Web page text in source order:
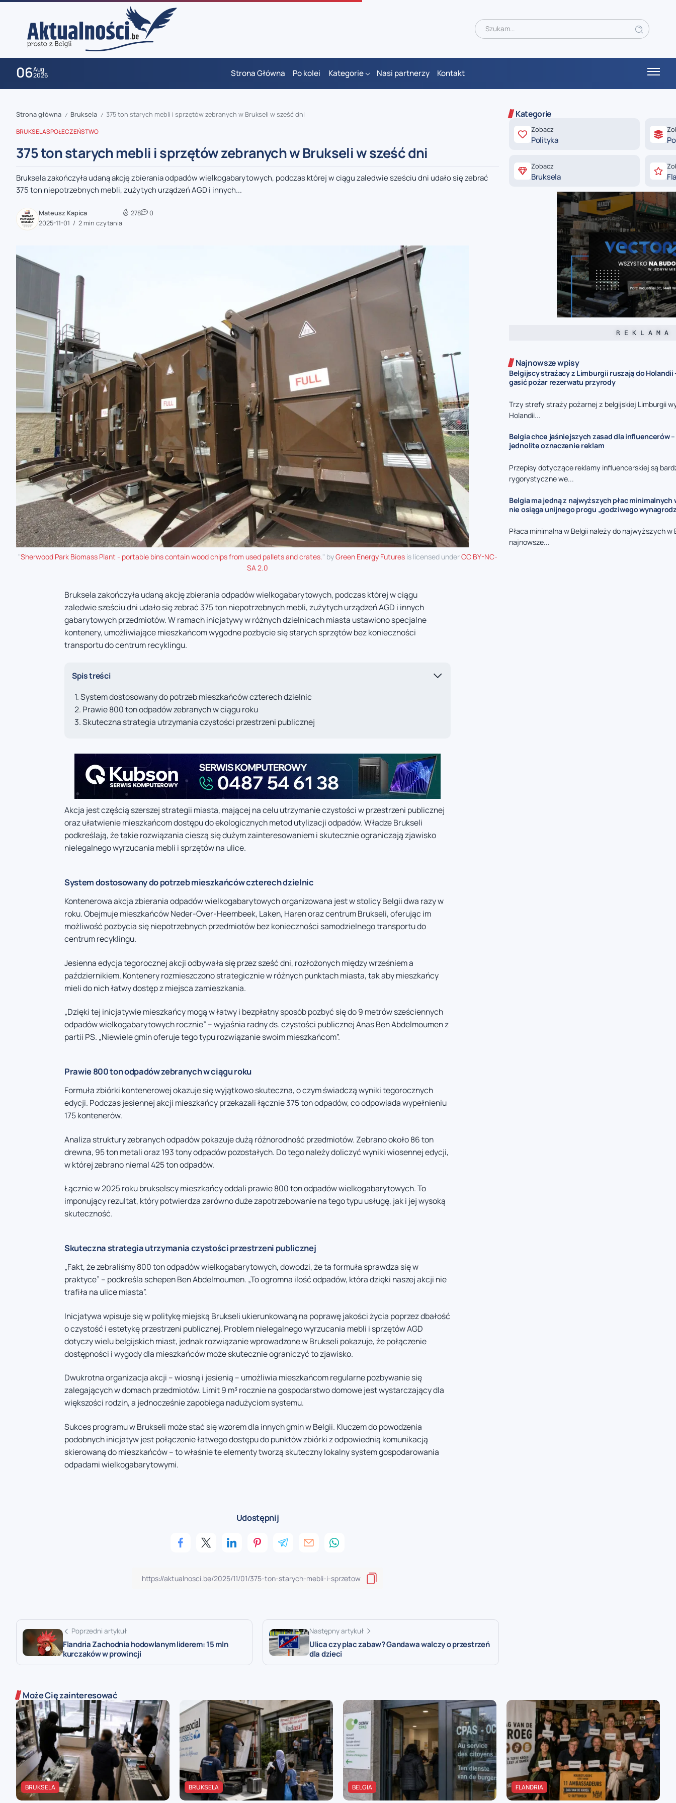
06Aug
2026 Strona Główna Po kolei Kategorie Nasi partnerzy Kontakt
zaobserwuj nas
zaobserwuj nas
zaobserwuj nas
zaobserwuj nas
zaobserwuj nas
Strona główna / Bruksela / 375 ton starych mebli i sprzętów zebranych w Brukseli w sześć dni
BRUKSELASPOŁECZEŃSTWO
375 ton starych mebli i sprzętów zebranych w Brukseli w sześć dni
Bruksela zakończyła udaną akcję zbierania odpadów wielkogabarytowych, podczas której w ciągu zaledwie sześciu dni udało się zebrać
375 ton niepotrzebnych mebli, zużytych urządzeń AGD i innych...
Mateusz Kapica
2025-11-01
2 min czytania
278 0
"Sherwood Park Biomass Plant - portable bins contain wood chips from used pallets and crates." byGreen Energy Futuresis licensed underCC BY-NC-
SA 2.0
Bruksela zakończyła udaną akcję zbierania odpadów wielkogabarytowych, podczas której w ciągu
zaledwie sześciu dni udało się zebrać 375 ton niepotrzebnych mebli, zużytych urządzeń AGD i innych
gabarytowych przedmiotów. W ramach inicjatywy w różnych dzielnicach miasta ustawiono specjalne
kontenery, umożliwiające mieszkańcom wygodne pozbycie się starych sprzętów bez konieczności
transportu do centrum recyklingu.
Spis treści
System dostosowany do potrzeb mieszkańców czterech dzielnic
Prawie 800 ton odpadów zebranych w ciągu roku
Skuteczna strategia utrzymania czystości przestrzeni publicznej
Akcja jest częścią szerszej strategii miasta, mającej na celu utrzymanie czystości w przestrzeni publicznej
oraz ułatwienie mieszkańcom dostępu do ekologicznych metod utylizacji odpadów. Władze Brukseli
podkreślają, że takie rozwiązania cieszą się dużym zainteresowaniem i skutecznie ograniczają zjawisko
nielegalnego wyrzucania mebli i sprzętów na ulice.
System dostosowany do potrzeb mieszkańców czterech dzielnic
Kontenerowa akcja zbierania odpadów wielkogabarytowych organizowana jest w stolicy Belgii dwa razy w
roku. Obejmuje mieszkańców Neder-Over-Heembeek, Laken, Haren oraz centrum Brukseli, oferując im
możliwość pozbycia się niepotrzebnych przedmiotów bez konieczności samodzielnego transportu do
centrum recyklingu.
Jesienna edycja tegorocznej akcji odbywała się przez sześć dni, rozłożonych między wrześniem a
październikiem. Kontenery rozmieszczono strategicznie w różnych punktach miasta, tak aby mieszkańcy
mieli do nich łatwy dostęp z miejsca zamieszkania.
„Dzięki tej inicjatywie mieszkańcy mogą w łatwy i bezpłatny sposób pozbyć się do 9 metrów sześciennych
odpadów wielkogabarytowych rocznie” – wyjaśnia radny ds. czystości publicznej Anas Ben Abdelmoumen z
partii PS. „Niewiele gmin oferuje tego typu rozwiązanie swoim mieszkańcom”.
Prawie 800 ton odpadów zebranych w ciągu roku
Formuła zbiórki kontenerowej okazuje się wyjątkowo skuteczna, o czym świadczą wyniki tegorocznych
edycji. Podczas jesiennej akcji mieszkańcy przekazali łącznie 375 ton odpadów, co odpowiada wypełnieniu
175 kontenerów.
Analiza struktury zebranych odpadów pokazuje dużą różnorodność przedmiotów. Zebrano około 86 ton
drewna, 95 ton metali oraz 193 tony odpadów pozostałych. Do tego należy doliczyć wyniki wiosennej edycji,
w której zebrano niemal 425 ton odpadów.
Łącznie w 2025 roku brukselscy mieszkańcy oddali prawie 800 ton odpadów wielkogabarytowych. To
imponujący rezultat, który potwierdza zarówno duże zapotrzebowanie na tego typu usługę, jak i jej wysoką
skuteczność.
Skuteczna strategia utrzymania czystości przestrzeni publicznej
„Fakt, że zebraliśmy 800 ton odpadów wielkogabarytowych, dowodzi, że ta formuła sprawdza się w
praktyce” – podkreśla schepen Ben Abdelmoumen. „To ogromna ilość odpadów, która dzięki naszej akcji nie
trafiła na ulice miasta”.
Inicjatywa wpisuje się w politykę miejską Brukseli ukierunkowaną na poprawę jakości życia poprzez dbałość
o czystość i estetykę przestrzeni publicznej. Problem nielegalnego wyrzucania mebli i sprzętów AGD
dotyczy wielu belgijskich miast, jednak rozwiązanie wprowadzone w Brukseli pokazuje, że połączenie
dostępności i wygody dla mieszkańców może skutecznie ograniczyć to zjawisko.
Dwukrotna organizacja akcji – wiosną i jesienią – umożliwia mieszkańcom regularne pozbywanie się
zalegających w domach przedmiotów. Limit 9 m³ rocznie na gospodarstwo domowe jest wystarczający dla
większości rodzin, a jednocześnie zapobiega nadużyciom systemu.
Sukces programu w Brukseli może stać się wzorem dla innych gmin w Belgii. Kluczem do powodzenia
podobnych inicjatyw jest połączenie łatwego dostępu do punktów zbiórki z odpowiednią komunikacją
skierowaną do mieszkańców – to właśnie te elementy tworzą skuteczny lokalny system gospodarowania
odpadami wielkogabarytowymi.
Udostępnij
Poprzedni artykuł
Flandria Zachodnia hodowlanym liderem: 15 mln
kurczaków w prowincji
Następny artykuł
Ulica czy plac zabaw? Gandawa walczy o przestrzeń
dla dzieci
Kategorie
Zobacz
Polityka
Zobacz
Bruksela
R E K L A M A
Najnowsze wpisy
Belgijscy strażacy z Limburgii ruszają do Holandii
gasić pożar rezerwatu przyrody
Trzy strefy straży pożarnej z belgijskiej Limburgii
Holandii...
Belgia chce jaśniejszych zasad dla influencerów
jednolite oznaczenie reklam
Przepisy dotyczące reklamy influencerskiej są
rygorystyczne we...
Belgia ma jedną z najwyższych płac minimalnych
nie osiąga unijnego progu „godziwego
Płaca minimalna w Belgii należy do najwyższych w
najnowsze...
Może Cię zainteresować
BRUKSELA BRUKSELA BELGIA FLANDRIA